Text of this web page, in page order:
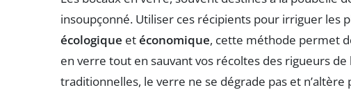
insoupçonné. Utiliser ces récipients pour irriguer les
écologique etéconomique, cette méthode permet
en verre tout en sauvant vos récoltes des rigueurs
traditionnelles, le verre ne se dégrade pas et n’altère